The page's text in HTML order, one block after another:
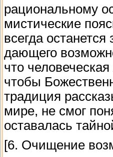
рациональному
мистические
всегда
дающего
что
чтобы
традиция
мире, не смог
оставалась
[6. Очищение